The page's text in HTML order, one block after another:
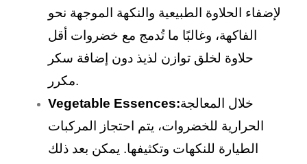
لإضفاء الحلاوة الطبيعية والنكهة الموجهة نحو
الفاكهة، وغالبًا ما تُدمج مع خضروات أقل
حلاوة لخلق توازن لذيذ دون إضافة سكر
مكرر.
Vegetable Essences:خلال المعالجة
الحرارية للخضروات، يتم احتجاز المركبات
الطيارة للنكهات وتكثيفها. يمكن بعد ذلك